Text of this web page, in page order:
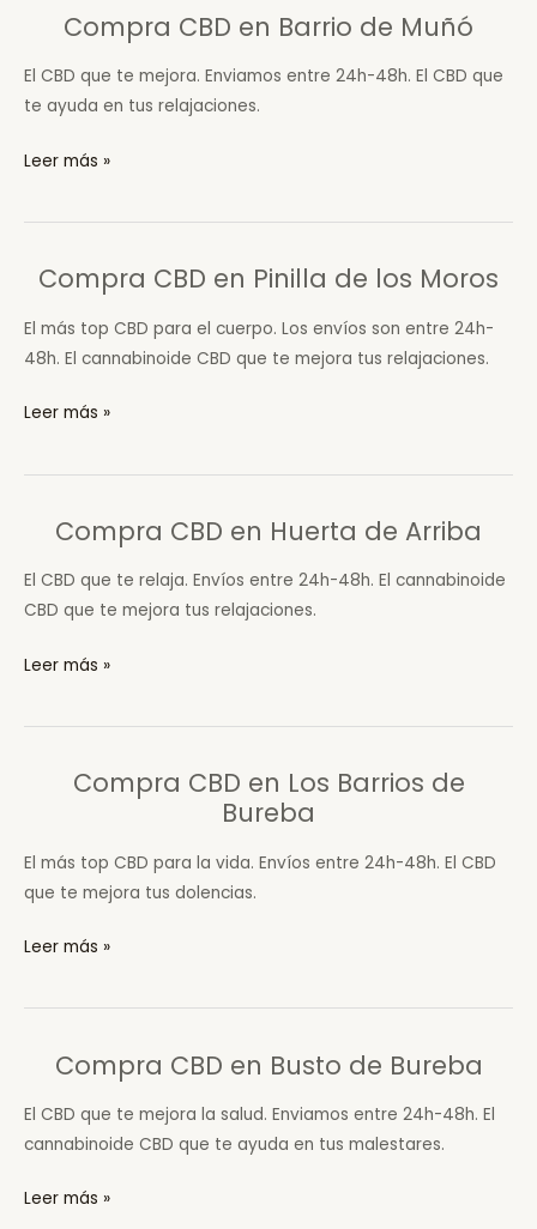
Compra CBD en Barrio de Muñó
El CBD que te mejora. Enviamos entre 24h-48h. El CBD que
te ayuda en tus relajaciones.
Compra
en
de
Leer más »
Compra CBD en Pinilla de los Moros
El más top CBD para el cuerpo. Los envíos son entre 24h-
48h. El cannabinoide CBD que te mejora tus relajaciones.
Compra
en
Moros
Leer más »
Compra CBD en Huerta de Arriba
El CBD que te relaja. Envíos entre 24h-48h. El cannabinoide
CBD que te mejora tus relajaciones.
Compra
en
Leer más »
Compra CBD en Los Barrios de
Bureba
El más top CBD para la vida. Envíos entre 24h-48h. El CBD
que te mejora tus dolencias.
Compra
en
Barrios
Bureba
Leer más »
Compra CBD en Busto de Bureba
El CBD que te mejora la salud. Enviamos entre 24h-48h. El
cannabinoide CBD que te ayuda en tus malestares.
Compra
Leer más »